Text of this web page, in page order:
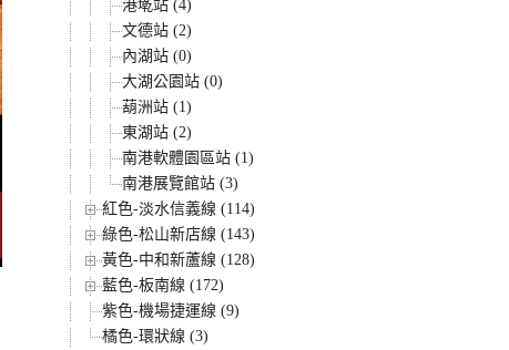
港墘站 (4)
文德站 (2)
內湖站 (0)
大湖公園站 (0)
葫洲站 (1)
東湖站 (2)
南港軟體園區站 (1)
南港展覽館站 (3)
紅色-淡水信義線 (114)
綠色-松山新店線 (143)
黃色-中和新蘆線 (128)
藍色-板南線 (172)
紫色-機場捷運線 (9)
橘色-環狀線 (3)